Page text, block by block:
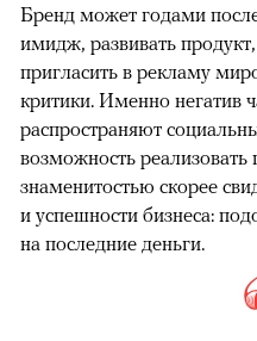
Бренд может годами
имидж, развивать
пригласить в рекламу
критики. Именно негатив
распространяют
возможность реализовать
знаменитостью скорее
и успешности бизнеса:
на последние деньги.